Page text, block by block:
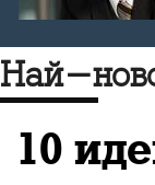
и
Най-
10